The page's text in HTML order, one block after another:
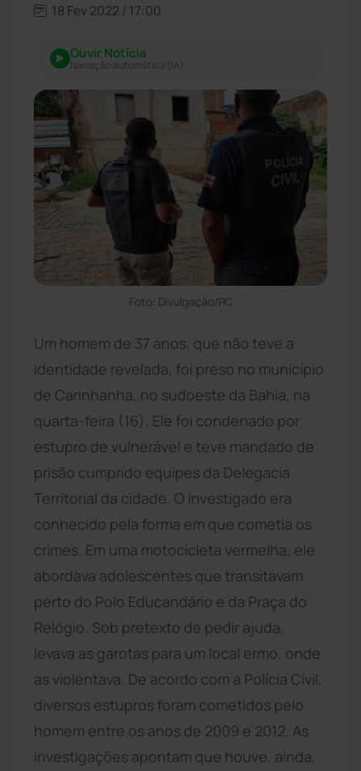
18 Fev 2022 / 17:00
Ouvir Notícia
Narração automática (IA)
Foto: Divulgação/PC
Um homem de 37 anos, que não teve a
identidade revelada, foi preso no município
de Carinhanha, no sudoeste da Bahia, na
quarta-feira (16). Ele foi condenado por
estupro de vulnerável e teve mandado de
prisão cumprido equipes da Delegacia
Territorial da cidade. O investigado era
conhecido pela forma em que cometia os
crimes. Em uma motocicleta vermelha, ele
abordava adolescentes que transitavam
perto do Polo Educandário e da Praça do
Relógio. Sob pretexto de pedir ajuda,
levava as garotas para um local ermo, onde
as violentava. De acordo com a Polícia Civil,
diversos estupros foram cometidos pelo
homem entre os anos de 2009 e 2012. As
investigações apontam que houve, ainda,